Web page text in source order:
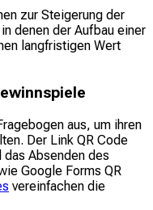
zur Steigerung der
denen der Aufbau einer
langfristigen Wert
aus, um ihren
Der Link QR Code
Absenden des
Google Forms QR
vereinfachen die